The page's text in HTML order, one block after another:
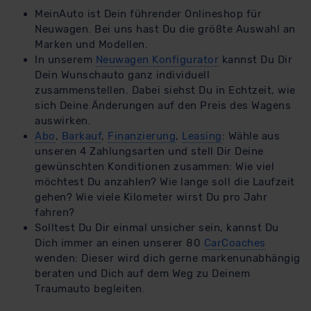
Datenschutzerklärung|Impressum
MeinAuto ist Dein führender Onlineshop für
Neuwagen. Bei uns hast Du die größte Auswahl an
Marken und Modellen.
In unserem Neuwagen Konfigurator kannst Du Dir
Dein Wunschauto ganz individuell
zusammenstellen. Dabei siehst Du in Echtzeit, wie
sich Deine Änderungen auf den Preis des Wagens
auswirken.
Abo, Barkauf, Finanzierung, Leasing: Wähle aus
unseren 4 Zahlungsarten und stell Dir Deine
gewünschten Konditionen zusammen: Wie viel
möchtest Du anzahlen? Wie lange soll die Laufzeit
gehen? Wie viele Kilometer wirst Du pro Jahr
fahren?
Solltest Du Dir einmal unsicher sein, kannst Du
Dich immer an einen unserer 80 CarCoaches
wenden: Dieser wird dich gerne markenunabhängig
beraten und Dich auf dem Weg zu Deinem
Traumauto begleiten.